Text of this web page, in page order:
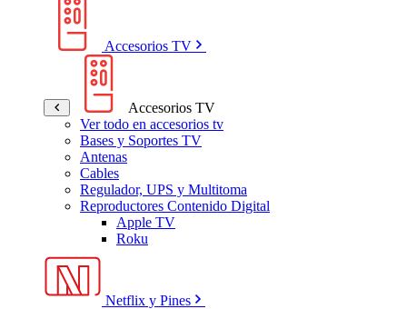
Accesorios TV
Accesorios TV
Ver todo en accesorios tv
Bases y Soportes TV
Antenas
Cables
Regulador, UPS y Multitoma
Reproductores Contenido Digital
Apple TV
Roku
Netflix y Pines